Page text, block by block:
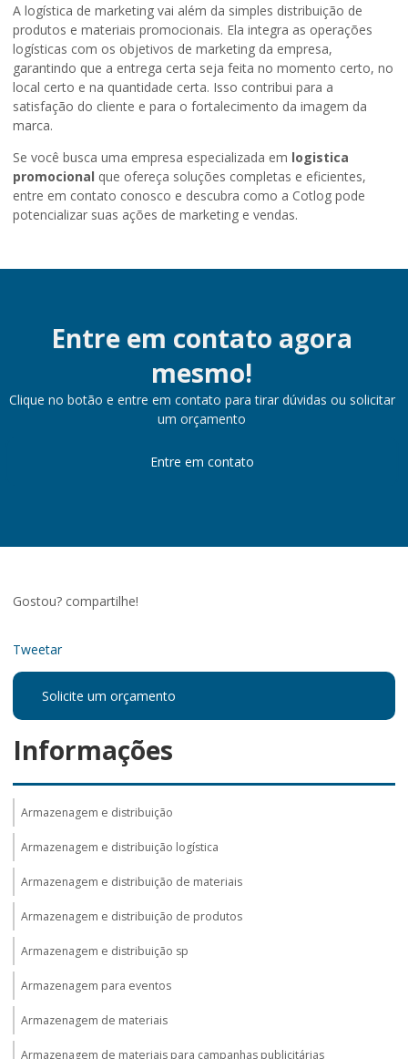
A logística de marketing vai além da simples distribuição de
produtos e materiais promocionais. Ela integra as operações
logísticas com os objetivos de marketing da empresa,
garantindo que a entrega certa seja feita no momento certo, no
local certo e na quantidade certa. Isso contribui para a
satisfação do cliente e para o fortalecimento da imagem da
marca.
Se você busca uma empresa especializada em logistica
promocional que ofereça soluções completas e eficientes,
entre em contato conosco e descubra como a Cotlog pode
potencializar suas ações de marketing e vendas.
Entre em contato agora
mesmo!
Clique no botão e entre em contato para tirar dúvidas ou solicitar
um orçamento
Entre em contato
Gostou? compartilhe!
Tweetar
Solicite um orçamento
Informações
Armazenagem e distribuição
Armazenagem e distribuição logística
Armazenagem e distribuição de materiais
Armazenagem e distribuição de produtos
Armazenagem e distribuição sp
Armazenagem para eventos
Armazenagem de materiais
Armazenagem de materiais para campanhas publicitárias